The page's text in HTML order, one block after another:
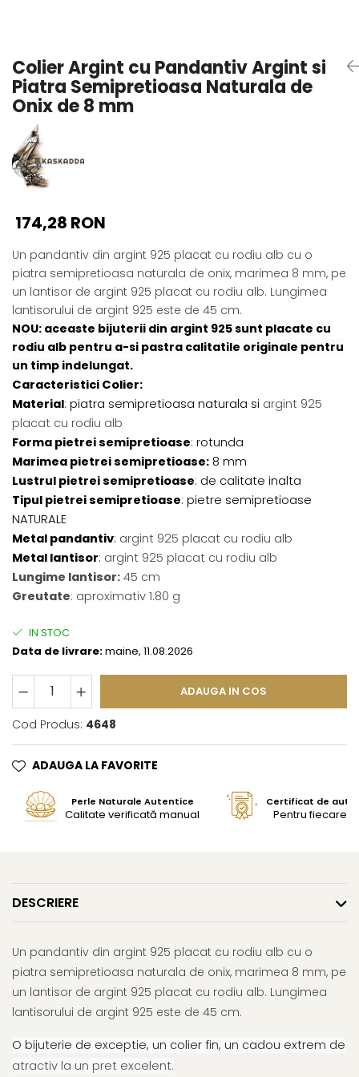
Pandantive cu Perle
Brose cu Perle
Colier Argint cu Pandantiv Argint si
Piatra Semipretioasa Naturala de
Onix de 8 mm
174,28 RON
Un pandantiv din argint 925 placat cu rodiu alb cu o
piatra semipretioasa naturala de onix, marimea 8 mm, pe
un lantisor de argint 925 placat cu rodiu alb. Lungimea
lantisorului de argint 925 este de 45 cm.
NOU: aceaste bijuterii din argint 925 sunt placate cu
rodiu alb pentru a-si pastra calitatile originale pentru
un timp indelungat.
Caracteristici Colier:
Material: piatra semipretioasa naturala si argint 925
placat cu rodiu alb
Forma pietrei semipretioase: rotunda
Marimea pietrei semipretioase: 8 mm
Lustrul pietrei semipretioase: de calitate inalta
Tipul pietrei semipretioase: pietre semipretioase
NATURALE
Metal pandantiv: argint 925 placat cu rodiu alb
Metal lantisor: argint 925 placat cu rodiu alb
Lungime lantisor: 45 cm
Greutate: aproximativ 1.80 g
IN STOC
Data de livrare:maine, 11.08.2026
ADAUGA IN COS
Cod Produs: 4648
ADAUGA LA FAVORITE
Perle Naturale Autentice
Calitate verificată manual
Certificat de
Pentru fiecare
DESCRIERE
Un pandantiv din argint 925 placat cu rodiu alb cu o
piatra semipretioasa naturala de onix, marimea 8 mm, pe
un lantisor de argint 925 placat cu rodiu alb. Lungimea
lantisorului de argint 925 este de 45 cm.
O bijuterie de exceptie, un colier fin, un cadou extrem de
atractiv la un pret excelent.